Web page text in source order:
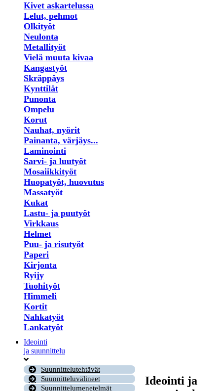
Kivet askartelussa
Lelut, pehmot
Olkityöt
Neulonta
Metallityöt
Vielä muuta kivaa
Kangastyöt
Skräppäys
Kynttilät
Punonta
Ompelu
Korut
Nauhat, nyörit
Painanta, värjäys...
Laminointi
Sarvi- ja luutyöt
Mosaiikkityöt
Huopatyöt, huovutus
Massatyöt
Kukat
Lastu- ja puutyöt
Virkkaus
Helmet
Puu- ja risutyöt
Paperi
Kirjonta
Ryijy
Tuohityöt
Himmeli
Kortit
Nahkatyöt
Lankatyöt
Ideointi
ja suunnittelu
Suunnittelutehtävät
Suunnitteluvälineet
Suunnittelumenetelmät
Ideointi ja